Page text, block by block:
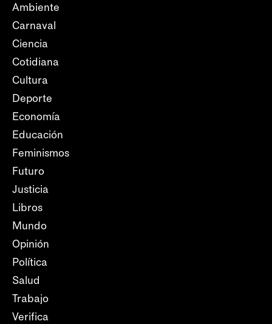
Ambiente
Carnaval
Ciencia
Cotidiana
Cultura
Deporte
Economía
Educación
Feminismos
Futuro
Justicia
Libros
Mundo
Opinión
Política
Salud
Trabajo
Verifica